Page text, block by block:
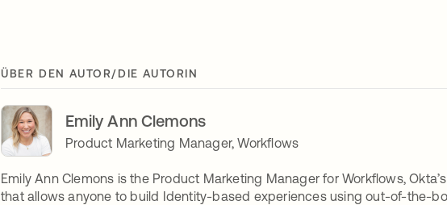
ÜBER DEN AUTOR/DIE AUTORIN
Emily Ann Clemons
Product Marketing Manager, Workflows
Emily Ann Clemons is the Product Marketing Manager for Workflows,
that allows anyone to build Identity-based experiences using out-of-the-